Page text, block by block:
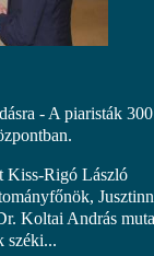
- A piaristák
Kiss-Rigó László
Koltai András
széki...